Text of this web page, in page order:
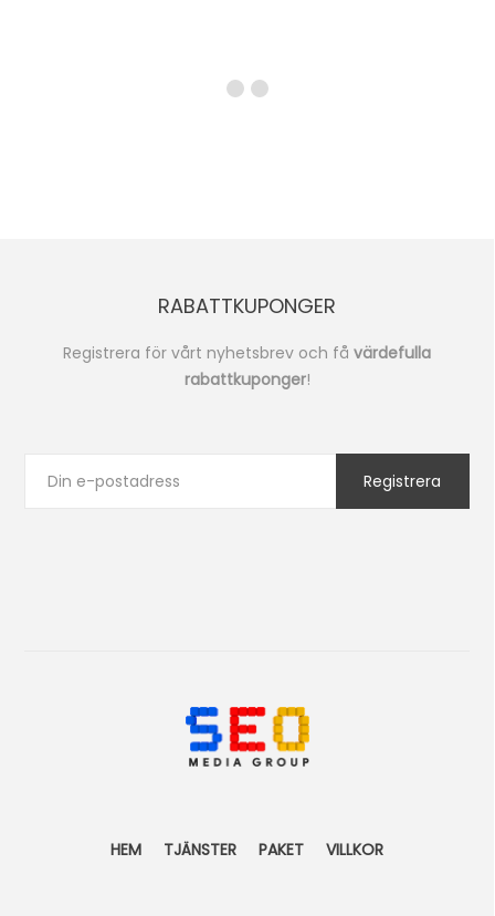
RABATTKUPONGER
Registrera för vårt nyhetsbrev och få värdefulla
rabattkuponger!
HEM TJÄNSTER PAKET VILLKOR